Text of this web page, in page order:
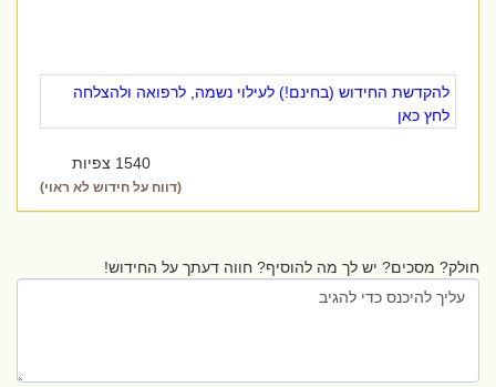
להקדשת החידוש (בחינם!) לעילוי נשמה, לרפואה ולהצלחה
לחץ כאן
1540 צפיות
(דווח על חידוש לא ראוי)
חולק? מסכים? יש לך מה להוסיף? חווה דעתך על החידוש!